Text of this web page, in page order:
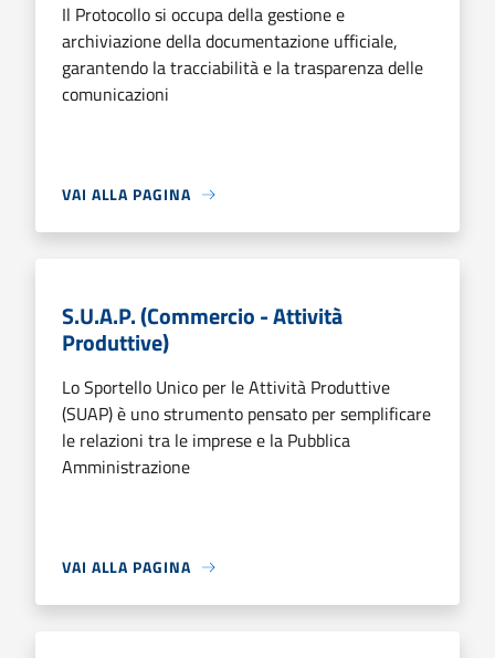
Il Protocollo si occupa della gestione e
archiviazione della documentazione ufficiale,
garantendo la tracciabilità e la trasparenza delle
comunicazioni
VAI ALLA PAGINA
S.U.A.P. (Commercio - Attività
Produttive)
Lo Sportello Unico per le Attività Produttive
(SUAP) è uno strumento pensato per semplificare
le relazioni tra le imprese e la Pubblica
Amministrazione
VAI ALLA PAGINA